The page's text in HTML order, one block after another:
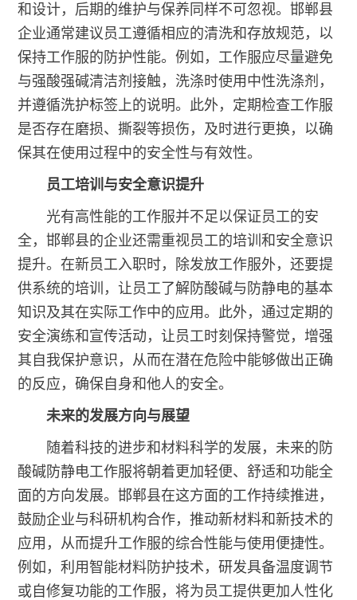
和设计，后期的维护与保养同样不可忽视。邯郸县
企业通常建议员工遵循相应的清洗和存放规范，以
保持工作服的防护性能。例如，工作服应尽量避免
与强酸强碱清洁剂接触，洗涤时使用中性洗涤剂，
并遵循洗护标签上的说明。此外，定期检查工作服
是否存在磨损、撕裂等损伤，及时进行更换，以确
保其在使用过程中的安全性与有效性。
员工培训与安全意识提升
光有高性能的工作服并不足以保证员工的安
全，邯郸县的企业还需重视员工的培训和安全意识
提升。在新员工入职时，除发放工作服外，还要提
供系统的培训，让员工了解防酸碱与防静电的基本
知识及其在实际工作中的应用。此外，通过定期的
安全演练和宣传活动，让员工时刻保持警觉，增强
其自我保护意识，从而在潜在危险中能够做出正确
的反应，确保自身和他人的安全。
未来的发展方向与展望
随着科技的进步和材料科学的发展，未来的 防
酸碱防静电工作服将朝着更加轻便、舒适和功能全
面的方向发展。邯郸县在这方面的工作持续推进，
鼓励企业与科研机构合作，推动新材料和新技术的
应用，从而提升工作服的综合性能与使用便捷性。
例如，利用智能材料防护技术，研发具备温度调节
或自修复功能的工作服，将为员工提供更加人性化